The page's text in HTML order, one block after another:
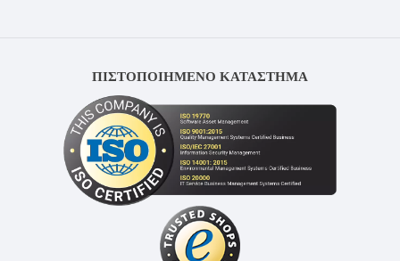
ΠΙΣΤΟΠΟΙΗΜΕΝΟ ΚΑΤΑΣΤΗΜΑ